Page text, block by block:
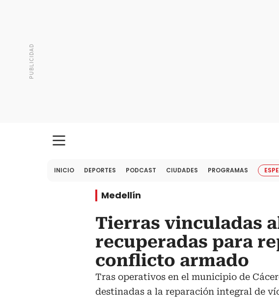
INICIO DEPORTES PODCAST CIUDADES PROGRAMAS
Medellín
Tierras vinculadas
recuperadas para
conflicto armado
Tras operativos en el municipio de
destinadas a la reparación integral de